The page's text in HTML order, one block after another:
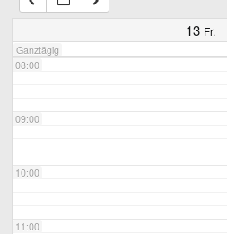
13 Fr.
Ganztägig
07:00
08:00
09:00
10:00
11:00